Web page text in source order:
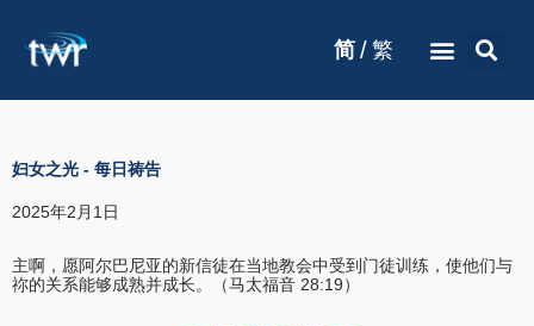
简 / 繁
妇女之光 - 每日祷告
2025年2月1日
主啊，愿阿尔巴尼亚的新信徒在当地教会中受到门徒训练，使他们与
祢的关系能够成熟并成长。（马太福音 28:19）